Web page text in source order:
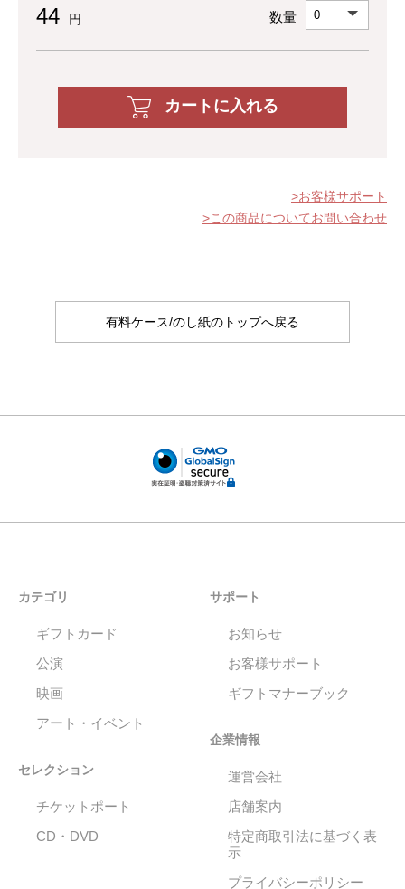
44 円 数量
カートに入れる
お客様サポート
この商品についてお問い合わせ
有料ケース/のし紙のトップへ戻る
カテゴリ
ギフトカード
公演
映画
アート・イベント
セレクション
チケットポート
CD・DVD
サポート
お知らせ
お客様サポート
ギフトマナーブック
企業情報
運営会社
店舗案内
特定商取引法に基づく表
示
プライバシーポリシー